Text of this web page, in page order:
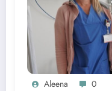
Aleena 0